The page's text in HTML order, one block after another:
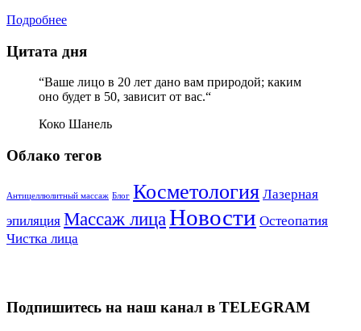
Подробнее
Цитата дня
“Ваше лицо в 20 лет дано вам природой; каким
оно будет в 50, зависит от вас.“
Коко Шанель
Облако тегов
Антицеллюлитный массаж Блог Косметология Лазерная
эпиляция Массаж лицаНовости Остеопатия
Чистка лица
Подпишитесь на наш канал в TELEGRAM